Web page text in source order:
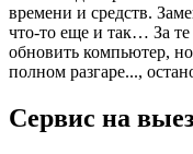
времени и средств.
что-то еще и так… За
обновить компьютер,
полном разгаре...,
Сервис на